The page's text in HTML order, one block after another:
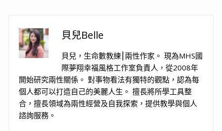
貝兒Belle
貝兒，生命數教練⎮兩性作家。 現為MHS國
際夢翔幸福風格工作室負責人，從2008年
開始研究兩性關係。 對事物看法有獨特的觀點，認為每
個人都可以打造自己的美麗人生。 擅長將所學工具整
合，擅長領域為兩性經營及自我探索，提供教學與個人
諮詢服務。